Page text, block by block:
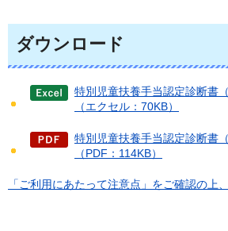
ダウンロード
特別児童扶養手当認定診断書
（エクセル：70KB）
特別児童扶養手当認定診断書
（PDF：114KB）
「ご利用にあたって注意点」をご確認の上